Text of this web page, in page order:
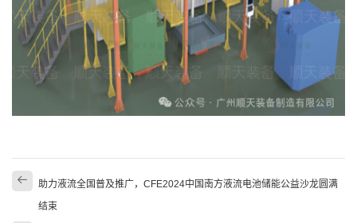
助力液流全国普及推广，CFE2024中国南方液流电池储能公益沙龙圆满
结束